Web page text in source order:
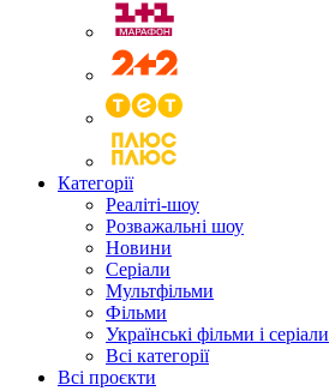
Категорії
Реаліті-шоу
Розважальні шоу
Новини
Серіали
Мультфільми
Фільми
Українські фільми і серіали
Всі категорії
Всі проєкти